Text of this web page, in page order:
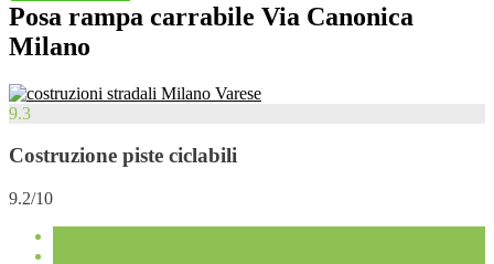
Posa rampa carrabile Via Canonica
Milano
9.3
Costruzione piste ciclabili
9.2/10